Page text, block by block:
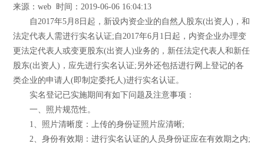
来源：web 时间：2019-06-06 16:04:13
自2017年5月8日起，新设内资企业的自然人股东(出资人)，和
法定代表人需进行实名认证;自2017年6月1日起，内资企业办理变
更法定代表人或变更股东(出资人)业务的，新任法定代表人和新任
股东(出资人)，应先进行实名认证;另外还包括进行网上登记的各
类企业的申请人(即制定委托人)进行实名认证。
实名登记已实施期间有如下问题及注意事项：
一、照片规范性。
1、照片清晰度：上传的身份证照片应清晰;
2、身份有效期：进行实名认证的人员身份证应在有效期之内;